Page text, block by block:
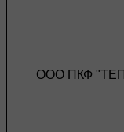
ООО ПКФ